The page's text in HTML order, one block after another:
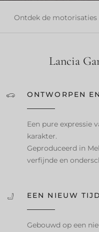
De nieuwe
Gamma.
Gemaakt
morgen.
Ontdek de motorisaties
Lancia
ONTWORPEN
Een pure expressie
karakter.
Geproduceerd in
verfijnde en
EEN NIEUW
Gebouwd op een